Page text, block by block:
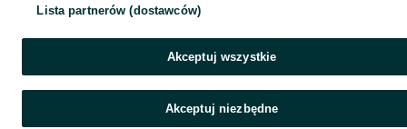
Lista partnerów (dostawców)
Akceptuj wszystkie
Akceptuj niezbędne